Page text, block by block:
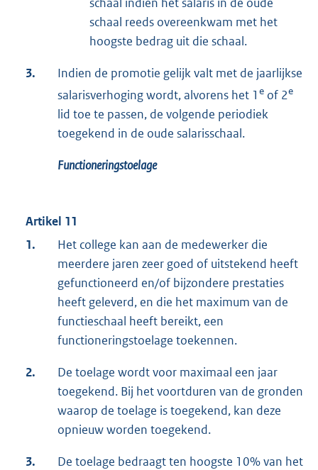
schaal reeds overeenkwam met het
hoogste bedrag uit die schaal.
3.
Indien de promotie gelijk valt met de jaarlijkse
salarisverhoging wordt, alvorens het 1 e of 2e
lid toe te passen, de volgende periodiek
toegekend in de oude salarisschaal.
Functioneringstoelage
Artikel 11
1.
Het college kan aan de medewerker die
meerdere jaren zeer goed of uitstekend heeft
gefunctioneerd en/of bijzondere prestaties
heeft geleverd, en die het maximum van de
functieschaal heeft bereikt, een
functioneringstoelage toekennen.
2.
De toelage wordt voor maximaal een jaar
toegekend. Bij het voortduren van de gronden
waarop de toelage is toegekend, kan deze
opnieuw worden toegekend.
3.
De toelage bedraagt ten hoogste 10% van het